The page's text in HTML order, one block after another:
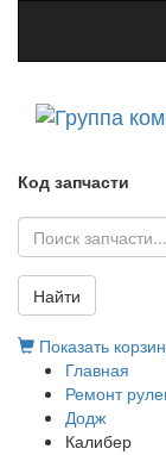
Код запчасти
Найти
Показать
Главная
Ремонт
Додж
Калибер